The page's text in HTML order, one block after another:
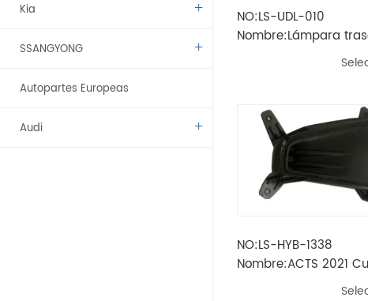
Kia
SSANGYONG
Autopartes Europeas
Audi
NO:LS-UDL-010
Nombre:Lámpara
CRUZE 2017 EE. UU.
NO:LS-HYB-1338
Nombre:ACTS 2021
de la lámpara